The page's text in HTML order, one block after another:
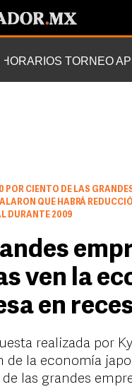
HORARIOS TORNEO
POR CIENTO DE LAS
QUE HABRÁ
DURANTE 2009
ven la
en
realizada por
la economía
las grandes